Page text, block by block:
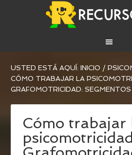
USTED ESTÁ AQUÍ:INICIO /
CÓMO TRABAJAR LA
GRAFOMOTRICIDAD:
Cómo trabajar